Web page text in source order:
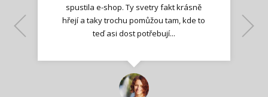
spustila e-shop. Ty svetry fakt krásně
hřejí a taky trochu pomůžou tam, kde to
teď asi dost potřebují...
Jana T.
Ilona M.
Lenka K.
Nadšená zpráva
Katka Perháčová
Lenka K.